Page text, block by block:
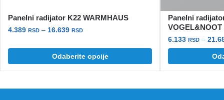
Panelni radijator K22 WARMHAUS
4.389 RSD – 16.639 RSD
Odaberite opcije
Panelni
VOGEL&NOOT
6.133 RSD –